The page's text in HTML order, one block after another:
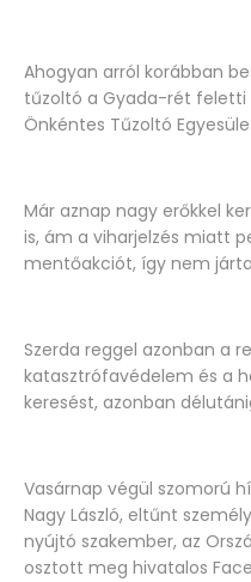
Ahogyan arról korábban
tűzoltó a Gyada-rét feletti
Önkéntes Tűzoltó
Már aznap nagy erőkkel
is, ám a viharjelzés miatt
mentőakciót, így nem
Szerda reggel azonban a
katasztrófavédelem és a
keresést, azonban
Vasárnap végül szomorú
Nagy László, eltűnt
nyújtó szakember, az
osztott meg hivatalos